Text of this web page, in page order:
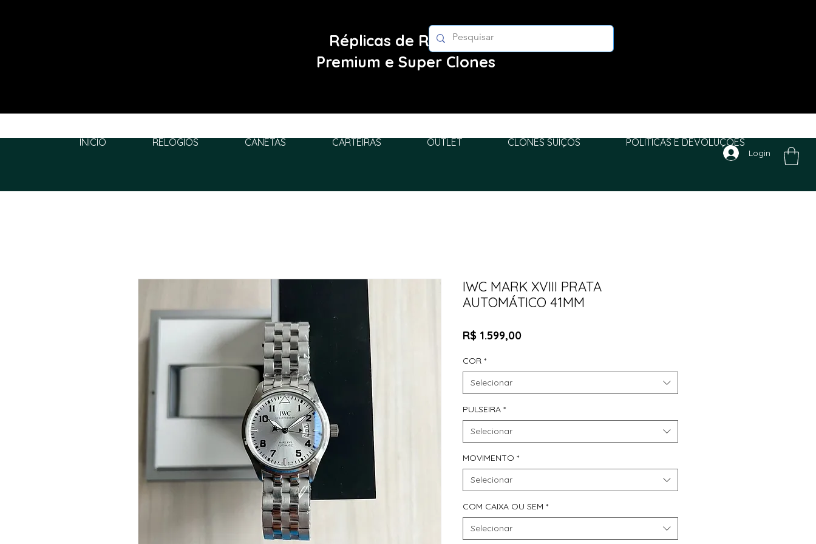
Réplicas de Relógios
Premium e Super Clones
INÍCIO RELÓGIOS CANETAS CARTEIRAS OUTLET CLONES SUIÇOS POLITICAS E DEVOLUÇÕES
Login
IWC MARK XVIII PRATA
AUTOMÁTICO 41MM
R$ 1.599,00Preço
COR *
Selecionar
PULSEIRA *
Selecionar
MOVIMENTO *
Selecionar
COM CAIXA OU SEM *
Selecionar